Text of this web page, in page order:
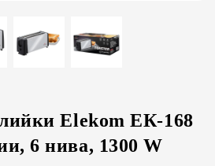
Elekom ЕК-168
6 нива, 1300 W